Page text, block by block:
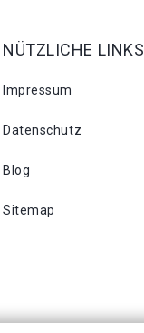
NÜTZLICHE LINKS
Impressum
Datenschutz
Blog
Sitemap